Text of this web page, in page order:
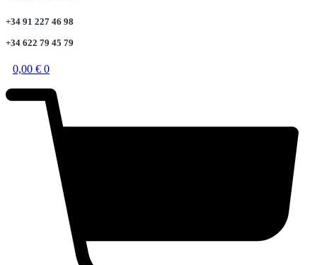
+34 91 227 46 98
+34 622 79 45 79
0,00 € 0